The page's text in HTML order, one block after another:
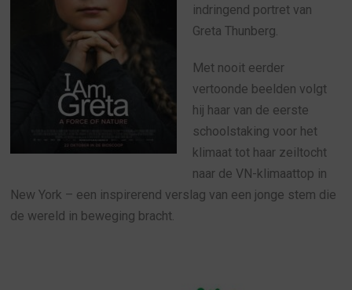
indringend portret van
Greta Thunberg.
Met nooit eerder
vertoonde beelden volgt
hij haar van de eerste
schoolstaking voor het
klimaat tot haar zeiltocht
naar de VN-klimaattop in
New York – een inspirerend verslag van een jonge stem die
de wereld in beweging bracht.